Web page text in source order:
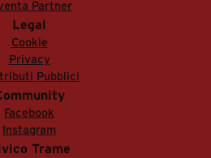
Partner
Legal
Cookie
Privacy
Pubblici
Facebook
Instagram
Trame